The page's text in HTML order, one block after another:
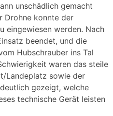
unschädlich gemacht
Drohne konnte der
eingewiesen werden. Nach
beendet, und die
Hubschrauber ins Tal
waren das steile
Landeplatz sowie der
gezeigt, welche
technische Gerät leisten